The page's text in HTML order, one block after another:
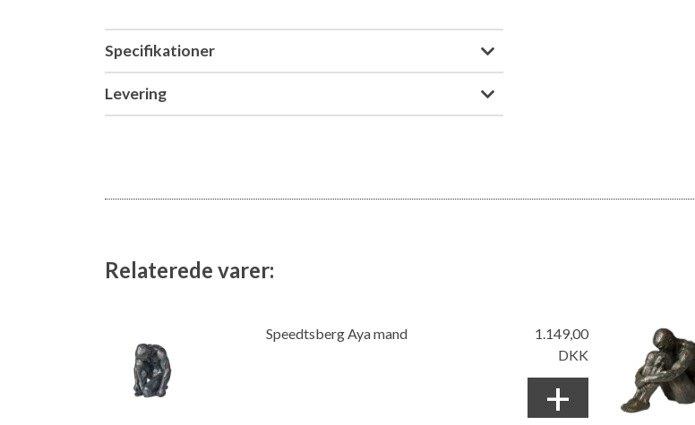
Specifikationer
Levering
Relaterede varer:
Speedtsberg Aya mand
1.149,00
DKK
+